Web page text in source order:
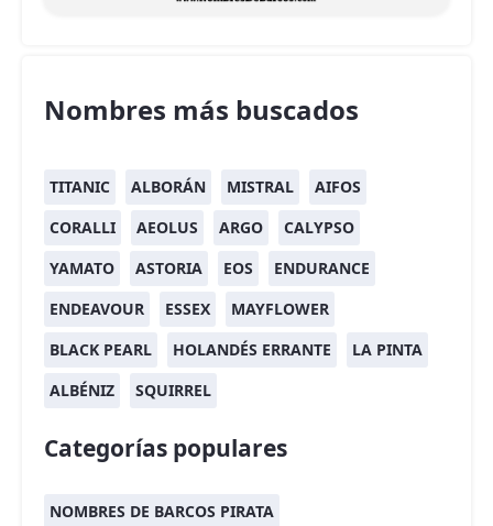
Nombres más buscados
TITANIC ALBORÁN MISTRAL
AIFOS
CORALLI
AEOLUS ARGO
CALYPSO
YAMATO
ASTORIA EOS
ENDURANCE
ENDEAVOUR
ESSEX
MAYFLOWER
BLACK PEARL
HOLANDÉS ERRANTE
LA PINTA
ALBÉNIZ
SQUIRREL
Categorías populares
NOMBRES DE BARCOS PIRATA